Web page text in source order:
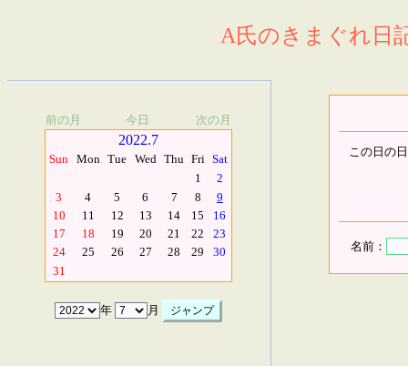
A氏のきまぐれ日
前の月 今日 次の月
2022.7
Sun Mon Tue Wed Thu Fri Sat
1
2
3
4 5 6 7 8
9
10
11 12 13 14 15
16
17
18 19 20 21 22
23
24
25 26 27 28 29
30
31
年 月
この日の
名前：